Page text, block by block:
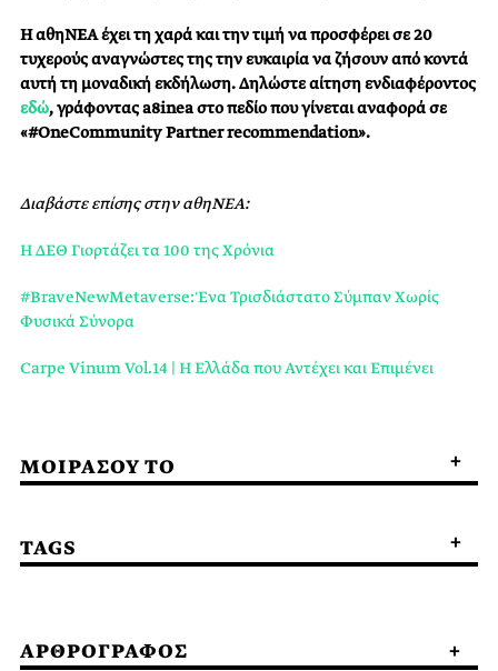
Η αθηΝΕΑ έχει τη χαρά και την τιμή να προσφέρει σε 20
τυχερούς αναγνώστες της την ευκαιρία να ζήσουν από κοντά
αυτή τη μοναδική εκδήλωση. Δηλώστε αίτηση ενδιαφέροντος
εδώ, γράφοντας a8ineaστο πεδίοπου γίνεται αναφορά σε
«#OneCommunityPartnerrecommendation».
Διαβάστε επίσης στην αθηΝΕΑ:
Η ΔΕΘ Γιορτάζει τα 100 της Χρόνια
#BraveNewMetaverse: Ένα Τρισδιάστατο Σύμπαν Χωρίς
Φυσικά Σύνορα
Carpe Vinum Vol.14 | Η Ελλάδα που Αντέχει και Επιμένει
ΜΟΙΡΑΣΟΥ ΤΟ
TAGS
ΑΡΘΡΟΓΡΑΦΟΣ